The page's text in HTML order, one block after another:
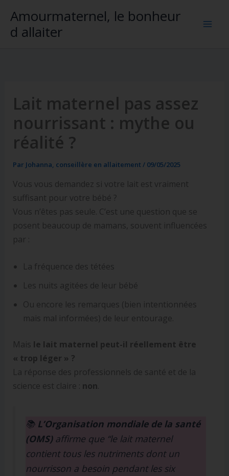
contenu
Amourmaternel, le bonheur
d allaiter
Lait maternel pas assez
nourrissant : mythe ou
réalité ?
Par Johanna, conseillère en allaitement/ 09/05/2025
Vous vous demandez si votre lait est vraiment
suffisant pour votre bébé ?
Vous n’êtes pas seule. C’est une question que se
posent beaucoup de mamans, souvent influencées
par :
La fréquence des tétées
Les nuits agitées de leur bébé
Ou encore les remarques (bien intentionnées
mais mal informées) de leur entourage.
Mais le lait maternel peut-il réellement être
« trop léger » ?
La réponse des professionnels de santé et de la
science est claire : non.
📚 L’Organisation mondiale de la santé
(OMS)affirme que “le lait maternel
contient tous les nutriments dont un
nourrisson a besoin pendant les six